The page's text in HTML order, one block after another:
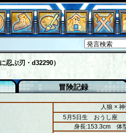
忍ぶ刃・d32290）
冒険記録
人狼 ×
5月5日生 おうし座
身長:153.3cm 体